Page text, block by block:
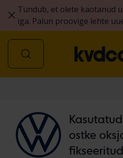
Tundub, et olete kaotanud
iga. Palun proovige lehte
ostke